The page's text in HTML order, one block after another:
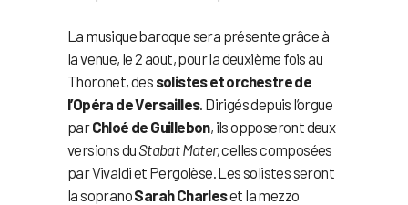
La musique baroque sera présente grâce à
la venue, le 2 aout, pour la deuxième fois au
Thoronet, des solistes et orchestre de
l’Opéra de Versailles. Dirigés depuis l’orgue
parChloé de Guillebon, ils opposeront deux
versions du Stabat Mater,celles composées
par Vivaldi et Pergolèse. Les solistes seront
la sopranoSarah Charleset la mezzo